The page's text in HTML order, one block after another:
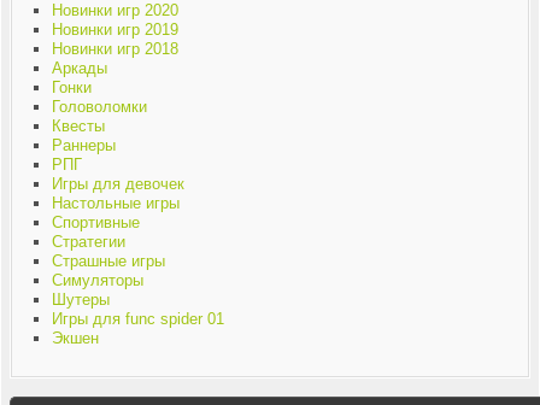
Новинки игр 2020
Новинки игр 2019
Новинки игр 2018
Аркады
Гонки
Головоломки
Квесты
Раннеры
РПГ
Игры для девочек
Настольные игры
Спортивные
Стратегии
Страшные игры
Симуляторы
Шутеры
Игры для func spider 01
Экшен